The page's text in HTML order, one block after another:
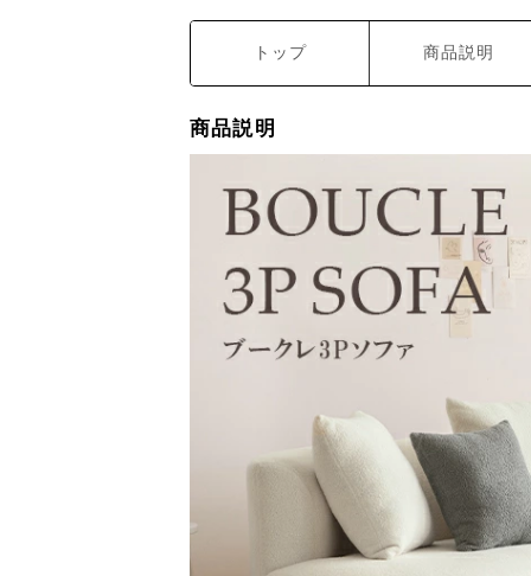
トップ 商品説明
商品説明